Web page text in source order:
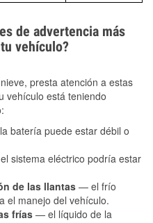
de advertencia más
vehículo?
presta atención a estas
vehículo está teniendo
batería puede estar débil o
sistema eléctrico podría estar
de las llantas — el frío
el manejo del vehículo.
frías — el líquido de la